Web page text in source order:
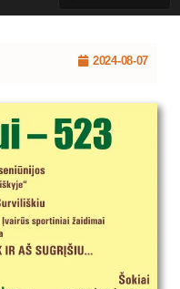
2024-08-07